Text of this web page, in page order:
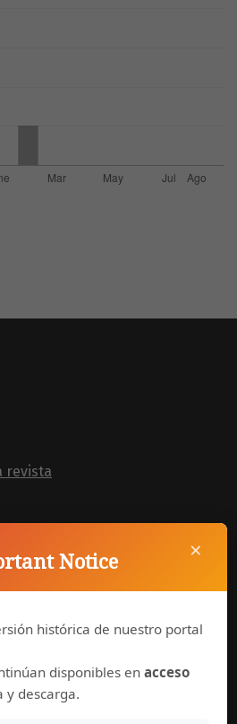
revista
×
Notice
histórica de nuestro portal
disponibles enacceso
y descarga.